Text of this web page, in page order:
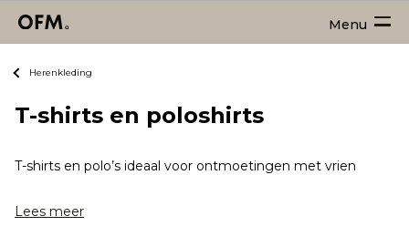
Menu
Herenkleding
T-shirts en poloshirts
T-shirts en polo’s ideaal voor ontmoetingen met vrienden,
Lees meer